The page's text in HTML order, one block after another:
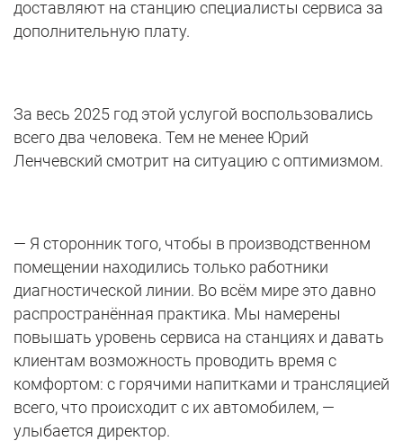
доставляют на станцию специалисты сервиса за
дополнительную плату.
За весь 2025 год этой услугой воспользовались
всего два человека. Тем не менее Юрий
Ленчевский смотрит на ситуацию с оптимизмом.
— Я сторонник того, чтобы в производственном
помещении находились только работники
диагностической линии. Во всём мире это давно
распространённая практика. Мы намерены
повышать уровень сервиса на станциях и давать
клиентам возможность проводить время с
комфортом: с горячими напитками и трансляцией
всего, что происходит с их автомобилем, —
улыбается директор.